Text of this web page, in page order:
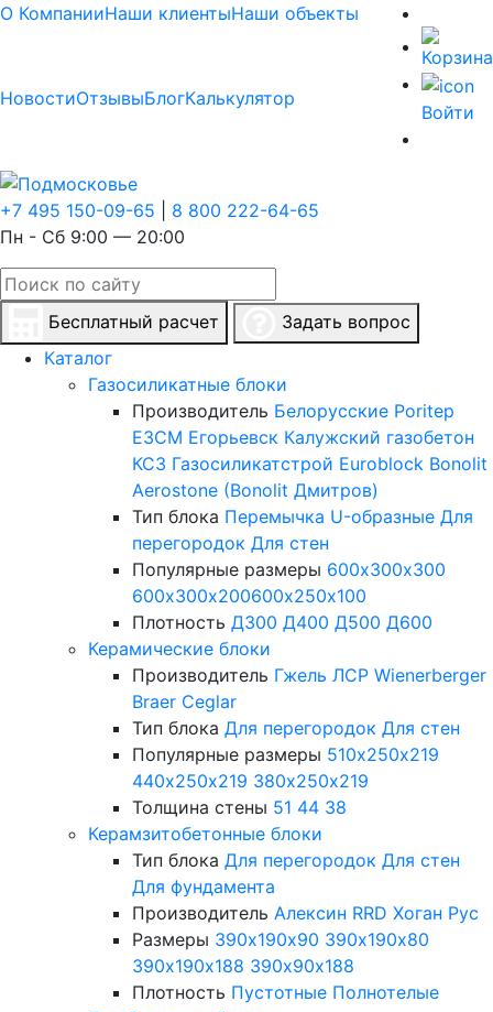
О КомпанииНаши клиентыНаши объекты
НовостиОтзывыБлогКалькулятор
Войти
+7 495 150-09-65
8 800 222-64-65
Пн - Сб 9:00 — 20:00
Бесплатный расчет
Задать вопрос
Каталог
Газосиликатные блоки
Производитель Белорусские Poritep
ЕЗСМ Егорьевск Калужский газобетон
КСЗ Газосиликатстрой Euroblock Bonolit
Aerostone (Bonolit Дмитров)
Тип блока Перемычка U-образные Для
перегородок Для стен
Популярные размеры 600х300х300
600х300х200600х250х100
Плотность Д300 Д400 Д500 Д600
Керамические блоки
Производитель Гжель ЛСР Wienerberger
Braer Ceglar
Тип блока Для перегородок Для стен
Популярные размеры 510х250х219
440х250х219 380х250х219
Толщина стены 51 44 38
Керамзитобетонные блоки
Тип блока Для перегородок Для стен
Для фундамента
Производитель Алексин RRD Хоган Рус
Размеры 390х190х90 390х190х80
390х190х188 390х90х188
Плотность Пустотные Полнотелые